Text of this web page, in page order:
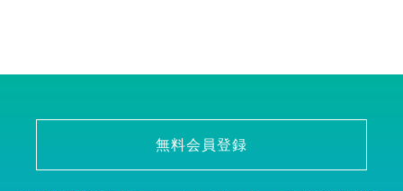
無料会員登録